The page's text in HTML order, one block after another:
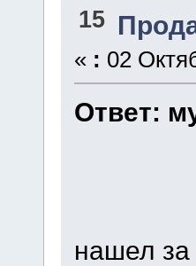
15
« : 02
Ответ:
нашел за